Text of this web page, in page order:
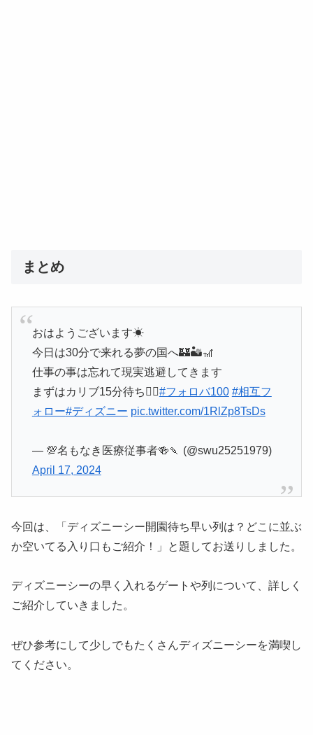
まとめ
おはようございます☀
今日は30分で来れる夢の国へ🏰🏜️🎢
仕事の事は忘れて現実逃避してきます
まずはカリブ15分待ち🏴‍☠️#フォロバ100 #相互フ
ォロー#ディズニー pic.twitter.com/1RlZp8TsDs
— 💯名もなき医療従事者🍻🍡 (@swu25251979)
April 17, 2024
今回は、「ディズニーシー開園待ち早い列は？どこに並ぶ
か空いてる入り口もご紹介！」と題してお送りしました。
ディズニーシーの早く入れるゲートや列について、詳しく
ご紹介していきました。
ぜひ参考にして少しでもたくさんディズニーシーを満喫し
てください。